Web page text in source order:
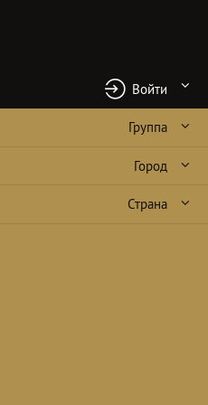
Войти
Группа
Город
Страна